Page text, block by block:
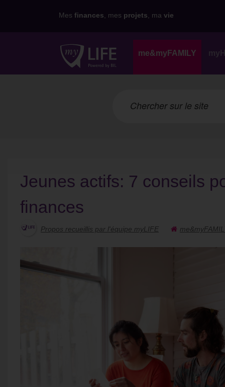
Mes finances , mes projets , ma vie
me&myFAMILY
Jeunes actifs: 7 conseils
finances
Propos recueillis par l'équipe myLIFE